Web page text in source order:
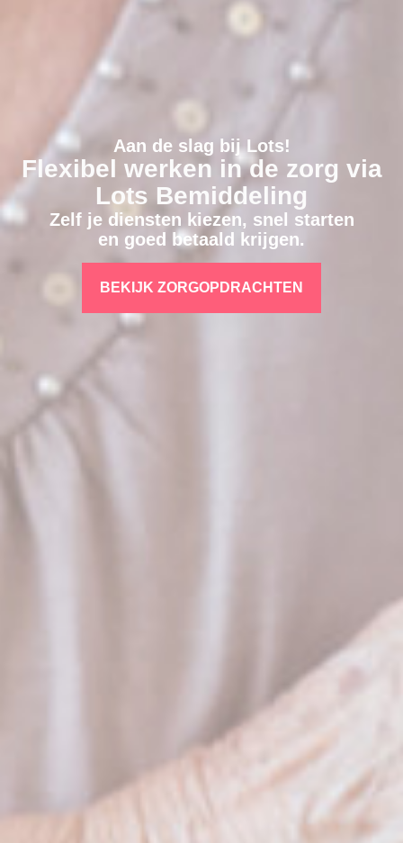
Aan de slag bij Lots!
Flexibel werken in de zorg via
Lots Bemiddeling
Zelf je diensten kiezen, snel starten
en goed betaald krijgen.
BEKIJK ZORGOPDRACHTEN